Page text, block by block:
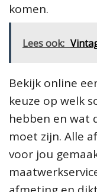
komen.
Lees ook:
Bekijk online
keuze op welk
hebben en wat
moet zijn. Alle
voor jou